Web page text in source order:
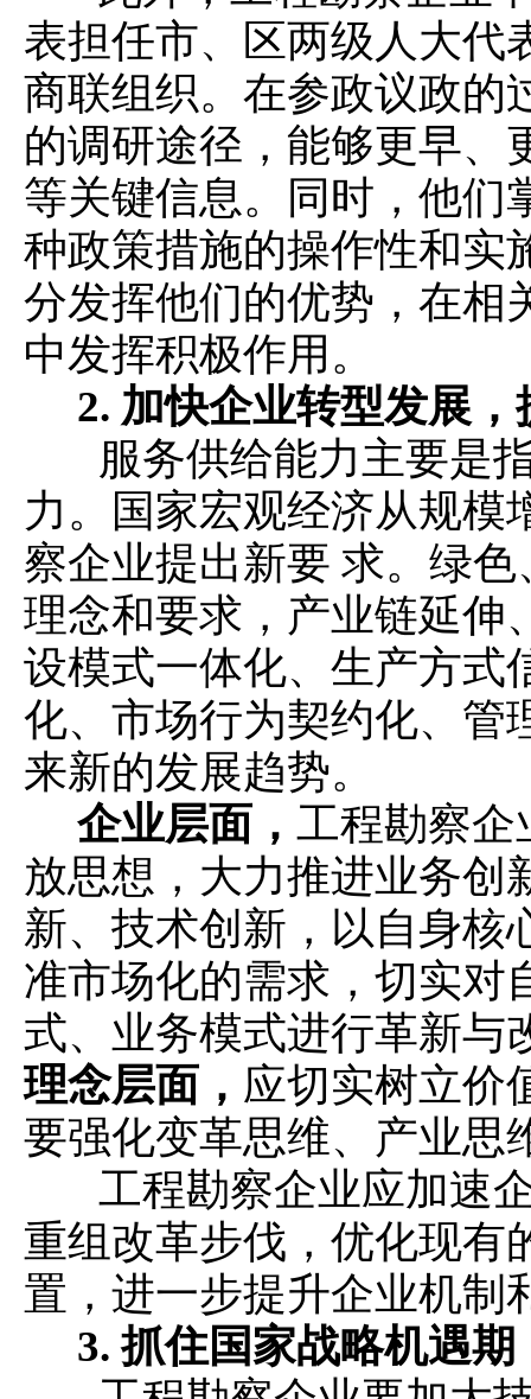
表担任市、区两级人大代
商联组织。在参政议政的
的调研途径，能够更早、
等关键信息。同时，他们
种政策措施的操作性和实
分发挥他们的优势，在相
中发挥积极作用。
2. 加快企业转型发展
服务供给能力主要是
力。国家宏观经济从规模
察企业提出新要 求。绿
理念和要求，产业链延伸
设模式一体化、生产方式
化、市场行为契约化、管
来新的发展趋势。
企业层面， 工程勘察企
放思想，大力推进业务创
新、技术创新，以自身核
准市场化的需求，切实对
式、业务模式进行革新与
理念层面， 应切实树立价
要强化变革思维、产业思
工程勘察企业应加速
重组改革步伐，优化现有
置，进一步提升企业机制
3.抓住国家战略机遇